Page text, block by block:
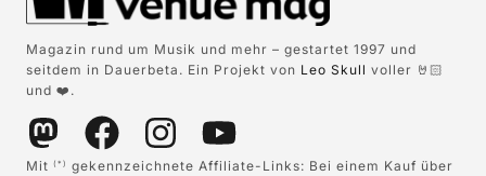
Magazin rund um Musik und mehr – gestartet 1997 und
seitdem in Dauerbeta. Ein Projekt von Leo Skull voller 🤘🏻
und ❤️.
Mit (*)
gekennzeichnete Affiliate-Links: Bei einem Kauf über